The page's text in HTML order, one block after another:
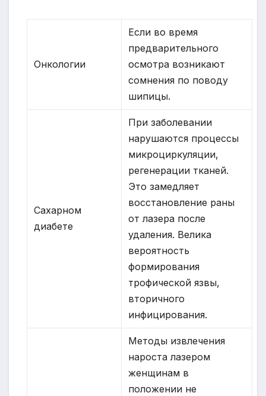
Онкологии
Если во время
предварительного
осмотра возникают
сомнения по поводу
шипицы.
Сахарном
диабете
При заболевании
нарушаются процессы
микроциркуляции,
регенерации тканей.
Это замедляет
восстановление раны
от лазера после
удаления. Велика
вероятность
формирования
трофической язвы,
вторичного
инфицирования.
Методы извлечения
нароста лазером
женщинам в
положении не